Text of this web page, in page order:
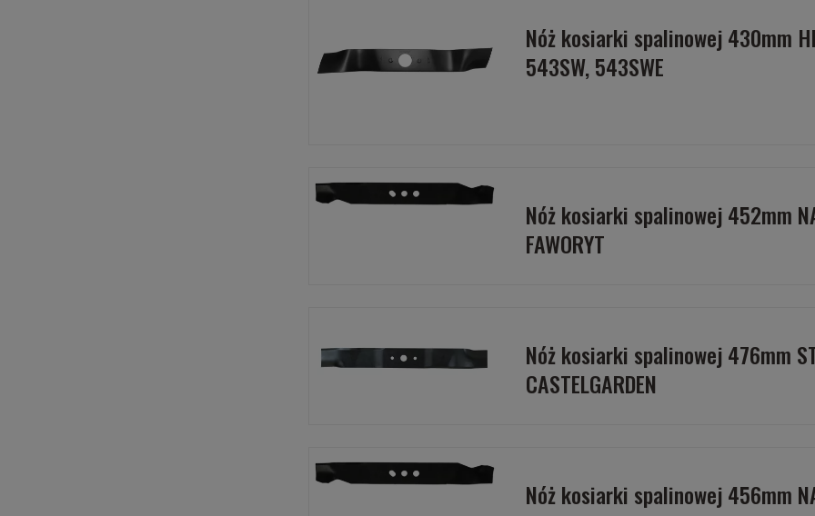
Nóż kosiarki spalinowej 430mm
543SW, 543SWE
Nóż kosiarki spalinowej 452mm
FAWORYT
Nóż kosiarki spalinowej 476mm
CASTELGARDEN
Nóż kosiarki spalinowej 456mm